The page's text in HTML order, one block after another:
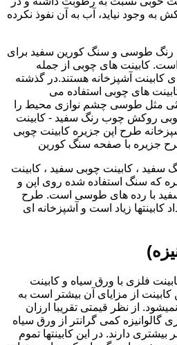
وجود نیاید، آب به آن نفوذ نکرده
رنگ طوسی و سنگ کورین سفید برای
کابینت های چوبی از جمله
کابینت آشپزخانه هستند.در گذشته
های چوبی استفاده می
مثل طوسی چشم نوازی محیط را
روکش چوب رنگ سفید - کابینت
طرح اپن جزیره کابینت چوبی
جزیره با صفحه سنگ کورین
، کابینت چوبی سفید ، کابینت
که سنگ استفاده شده روی اپن و
با رده های طوسی است. طرح
کابینتها زیاد است و آشپزخانه ای
فلزی با ورق سیاه و کابینت
کابینت از مزایای آن بیشتر است به
از نظر قیمتی تقریبا ارزان
گالوانیزه کمی گرانتر از ورق سیاه
دارند. در این کابینتها تموم